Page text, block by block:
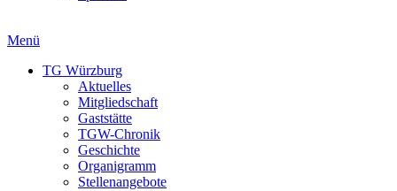
Menü
TG Würzburg
Aktuelles
Mitgliedschaft
Gaststätte
TGW-Chronik
Geschichte
Organigramm
Stellenangebote